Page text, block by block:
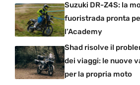
Suzuki DR-Z4S: la
fuoristrada pronta
l’Academy
Shad risolve il
dei viaggi: le nuove
per la propria moto